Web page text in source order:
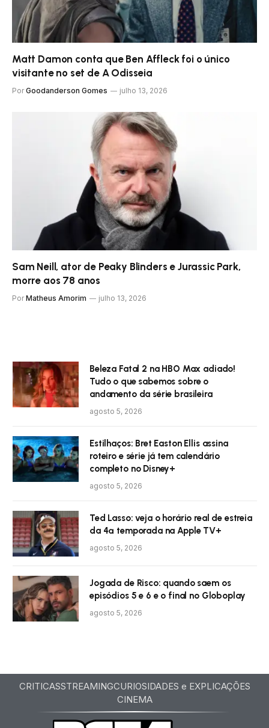
Matt Damon conta que Ben Affleck foi o único
visitante no set de A Odisseia
Por Goodanderson Gomes julho 13, 2026
Sam Neill, ator de Peaky Blinders e Jurassic Park,
morre aos 78 anos
Por Matheus Amorim julho 13, 2026
Beleza Fatal 2 na HBO Max adiado!
Tudo o que sabemos sobre o
andamento da série brasileira
agosto 5, 2026
Estilhaços: Bret Easton Ellis assina
roteiro e série já tem calendário
completo no Disney+
agosto 5, 2026
Ted Lasso: veja o horário real de estreia
da 4ª temporada na Apple TV+
agosto 5, 2026
Jogada de Risco: quando saem os
episódios 5 e 6 e o final no Globoplay
agosto 5, 2026
CRITICASSTREAMINGCURIOSIDADES e EXPLICAÇÕES
CINEMA